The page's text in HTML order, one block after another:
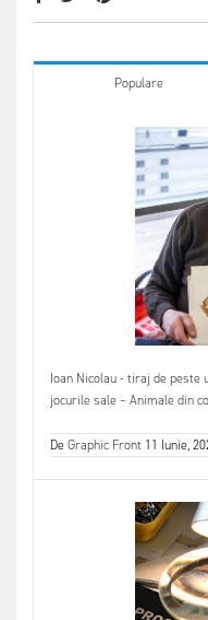
Populare
Ioan Nicolau - tiraj de peste
jocurile sale – Animale din
DeGraphic Front 11 Iunie,